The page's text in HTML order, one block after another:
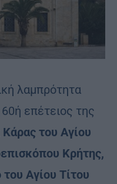
λαμπρότητα
επέτειος της
Κάρας του Αγίου
Κρήτης,
Αγίου Τίτου